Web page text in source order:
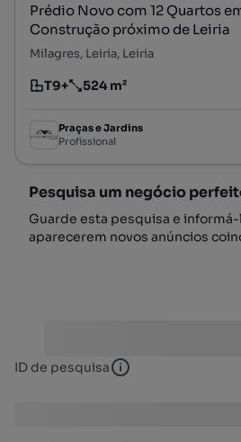
Prédio Novo com 12 Quartos
Construção próximo de Leiria
Milagres, Leiria, Leiria
Tipologia
T9+
Preço por metro quadrado
524 m²
Praças e Jardins
Profissional
Pesquisa um negócio
Guarde esta pesquisa e
aparecerem novos anúncios
ID de pesquisa ID de pesquisa